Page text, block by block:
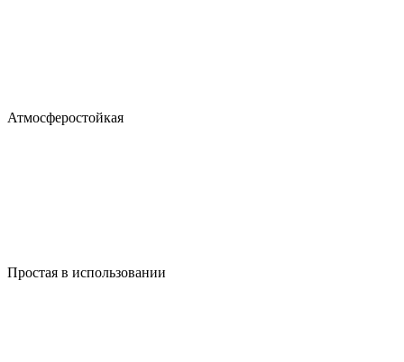
Атмосферостойкая
Простая в использовании